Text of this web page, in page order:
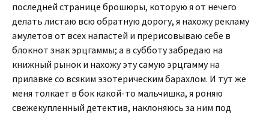
последней странице брошюры, которую я от нечего
делать листаю всю обратную дорогу, я нахожу рекламу
амулетов от всех напастей и прерисовываю себе в
блокнот знак эрцгаммы; а в субботу забредаю на
книжный рынок и нахожу эту самую эрцгамму на
прилавке со всяким эзотерическим барахлом. И тут же
меня толкает в бок какой-то мальчишка, я роняю
свежекупленный детектив, наклоняюсь за ним под